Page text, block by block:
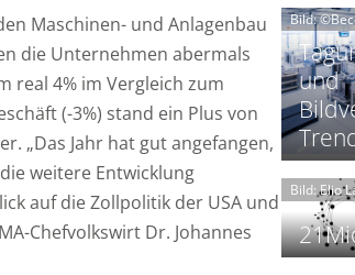
Maschinen- und Anlagenbau
die Unternehmen abermals
real 4% im Vergleich zum
(-3%) stand ein Plus von
„Das Jahr hat gut angefangen,
weitere Entwicklung
auf die Zollpolitik der USA und
Chefvolkswirt Dr. Johannes
s
‘i
t
t
z
r
r
s
t
r
r
s
Bild:
und
Bild: Elio